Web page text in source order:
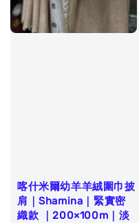
喀什米爾幼羊羊絨圍巾披
肩｜Shamina｜緊實密
織款 ｜200×100m｜淡